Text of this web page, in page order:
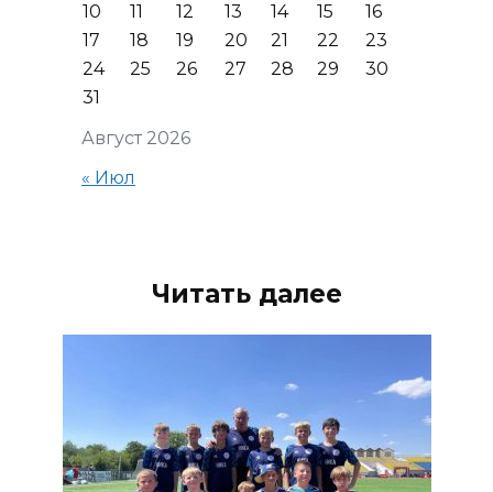
Август 2026
10
11 12 13 14 15
16
17
18 19 20 21 22
23
24
25 26 27 28 29
30
31
« Июл
Читать далее